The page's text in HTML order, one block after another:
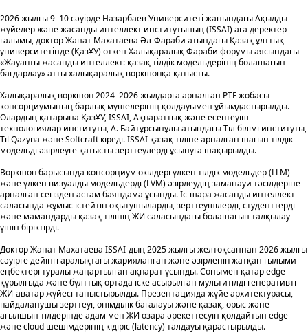
2026 жылғы 9–10 сәуірде Назарбаев Университеті жанындағы Ақылды
жүйелер және жасанды интеллект институтының (ISSAI) аға деректер
ғалымы, доктор Жанат Махатаева Әл-Фараби атындағы Қазақ ұлттық
университетінде (ҚазҰУ) өткен Халықаралық Фараби форумы аясындағы
«Жауапты жасанды интеллект: қазақ тілдік модельдерінің болашағын
бағдарлау» атты халықаралық воркшопқа қатысты.
Халықаралық воркшоп 2024–2026 жылдарға арналған PTF жобасы
консорциумының барлық мүшелерінің қолдауымен ұйымдастырылды.
Олардың қатарына ҚазҰУ, ISSAI, Ақпараттық және есептеуіш
технологиялар институты, А. Байтұрсынұлы атындағы Тіл білімі институты,
Til Qazyna және Softcraft кіреді. ISSAI қазақ тіліне арналған шағын тілдік
модельді әзірлеуге қатысты зерттеулерді ұсынуға шақырылды.
Воркшоп барысында консорциум өкілдері үлкен тілдік модельдер (LLM)
және үлкен визуалды модельдерді (LVM) әзірлеудің заманауи тәсілдеріне
арналған сегізден астам баяндама ұсынды. Іс-шара жасанды интеллект
саласында жұмыс істейтін оқытушыларды, зерттеушілерді, студенттерді
және мамандарды қазақ тілінің ЖИ саласындағы болашағын талқылау
үшін біріктірді.
Доктор Жанат Махатаева ISSAI-дың 2025 жылғы желтоқсаннан 2026 жылғы
сәуірге дейінгі аралықтағы жарияланған және әзірленіп жатқан ғылыми
еңбектері туралы жаңартылған ақпарат ұсынды. Сонымен қатар edge-
құрылғыда және бұлттық ортада іске асырылған мультитілді генеративті
ЖИ-аватар жүйесі таныстырылды. Презентацияда жүйе архитектурасы,
пайдаланушы зерттеуі, өнімділік бағалауы және қазақ, орыс және
ағылшын тілдерінде адам мен ЖИ өзара әрекеттесуін қолдайтын edge
және cloud шешімдерінің кідіріс (latency) талдауы қарастырылды.